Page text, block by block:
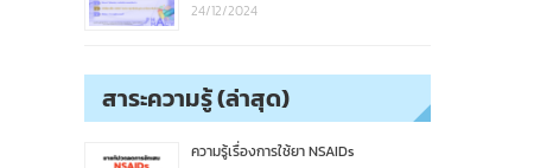
24/12/2024
สาระความรู้ (ล่าสุด)
ความรู้เรื่องการใช้ยา NSAIDs